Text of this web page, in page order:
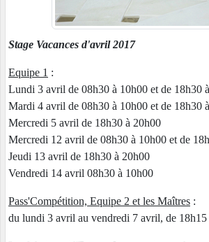
Stage Vacances d'avril 2017
Equipe 1 :
Lundi 3 avril de 08h30 à 10h00 et de 18h30
Mardi 4 avril de 08h30 à 10h00 et de 18h30
Mercredi 5 avril de 18h30 à 20h00
Mercredi 12 avril de 08h30 à 10h00 et de
Jeudi 13 avril de 18h30 à 20h00
Vendredi 14 avril 08h30 à 10h00
Pass'Compétition, Equipe 2 et les Maîtres :
du lundi 3 avril au vendredi 7 avril, de 18h15